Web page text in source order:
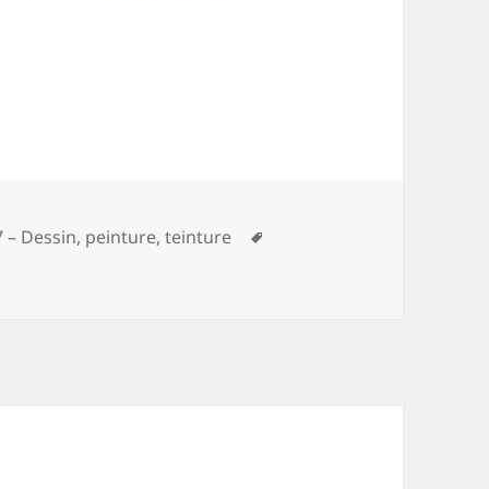
– Dessin, peinture, teinture